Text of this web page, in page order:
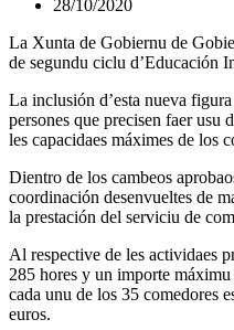
28/10/2020
La Xunta de Gobiernu de
de segundu ciclu d’Educación
La inclusión d’esta nueva
persones que precisen faer usu
les capacidaes máximes de los
Dientro de los cambeos
coordinación desenvueltes de
la prestación del serviciu de
Al respective de les actividaes
285 hores y un importe
cada unu de los 35 comedores
euros.